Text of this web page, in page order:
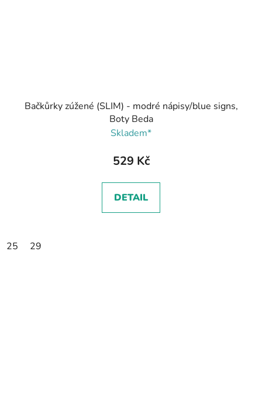
Bačkůrky zúžené (SLIM) - modré nápisy/blue signs,
Boty Beda
Skladem*
529 Kč
DETAIL
25 29